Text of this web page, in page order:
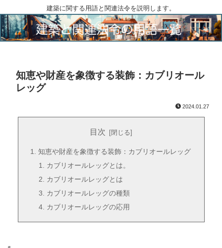
建築に関する用語と関連法令を説明します。
知恵や財産を象徴する装飾：カブリオール
レッグ
2024.01.27
目次
知恵や財産を象徴する装飾：カブリオールレッグ
カブリオールレッグとは。
カブリオールレッグとは
カブリオールレッグの種類
カブリオールレッグの応用